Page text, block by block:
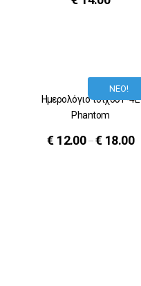
ΝΕΟ!
Ημερολόγιο τοίχου F-4E
Phantom
€ 12.00–€ 18.00